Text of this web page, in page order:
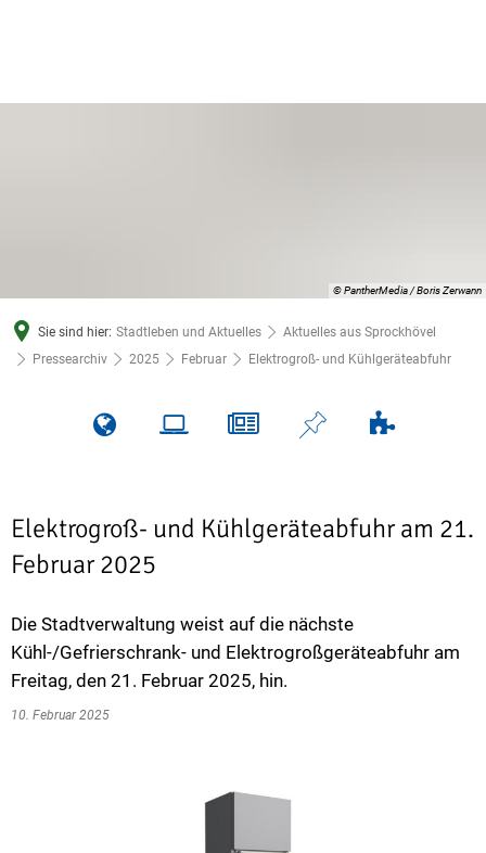
© PantherMedia / Boris Zerwann
Sie sind hier: Stadtleben und Aktuelles
Aktuelles aus Sprockhövel
Pressearchiv
2025 Februar Elektrogroß- und Kühlgeräteabfuhr
Elektrogroß- und Kühlgeräteabfuhr am 21.
Februar 2025
Die Stadtverwaltung weist auf die nächste
Kühl-/Gefrierschrank- und Elektrogroßgeräteabfuhr am
Freitag, den 21. Februar 2025, hin.
10. Februar 2025